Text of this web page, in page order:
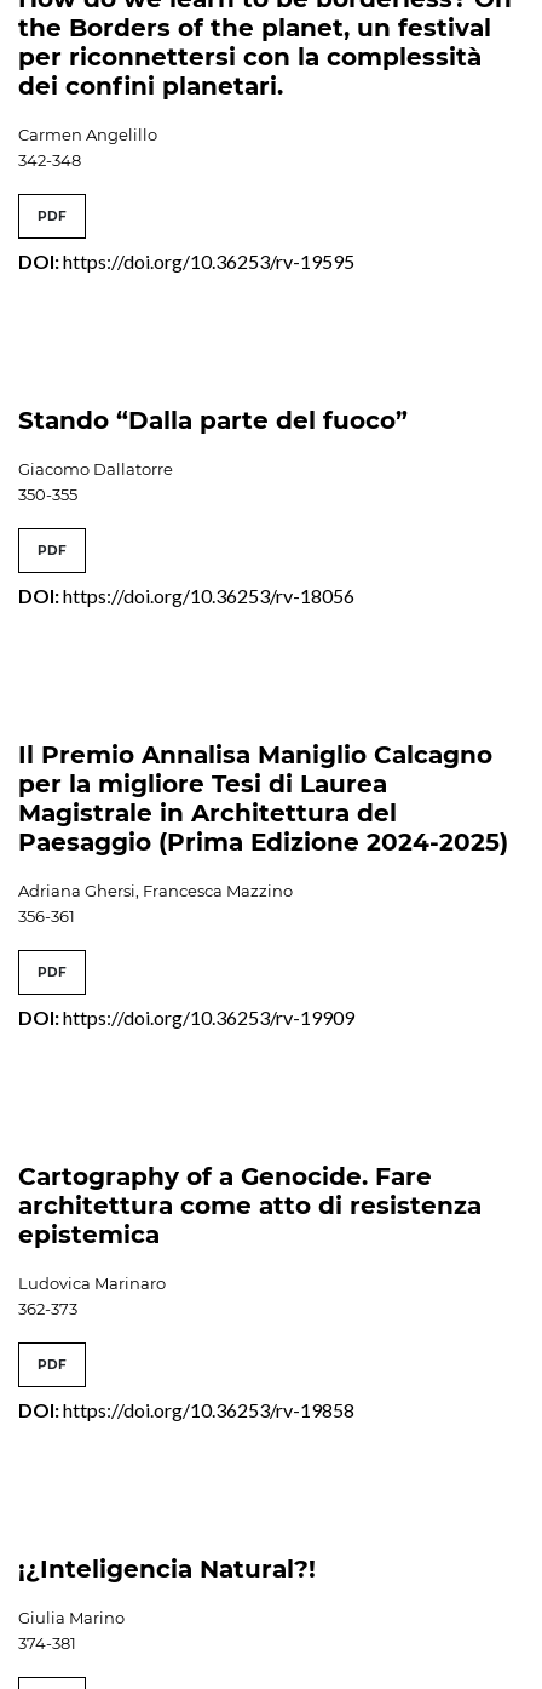
the Borders of the planet, un festival
per riconnettersi con la complessità
dei confini planetari.
Carmen Angelillo
342-348
PDF
DOI:https://doi.org/10.36253/rv-19595
Stando “Dalla parte del fuoco”
Giacomo Dallatorre
350-355
PDF
DOI:https://doi.org/10.36253/rv-18056
Il Premio Annalisa Maniglio Calcagno
per la migliore Tesi di Laurea
Magistrale in Architettura del
Paesaggio (Prima Edizione 2024-2025)
Adriana Ghersi, Francesca Mazzino
356-361
PDF
DOI:https://doi.org/10.36253/rv-19909
Cartography of a Genocide. Fare
architettura come atto di resistenza
epistemica
Ludovica Marinaro
362-373
PDF
DOI:https://doi.org/10.36253/rv-19858
¡¿Inteligencia Natural?!
Giulia Marino
374-381